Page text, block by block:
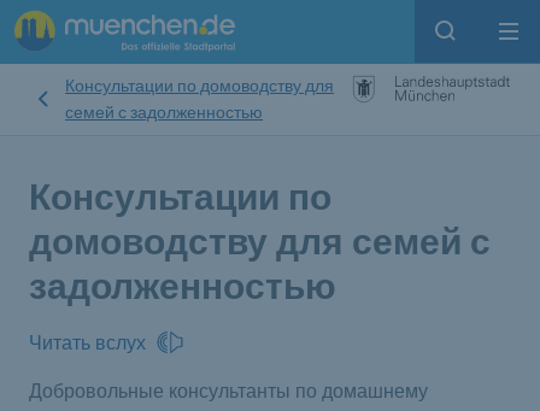
Open
Консультации по домоводству для
семей с задолженностью
Консультации по
домоводству для семей с
задолженностью
Читать вслух
Добровольные консультанты по домашнему